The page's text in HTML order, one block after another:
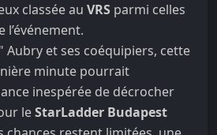
classée au VRS parmi celles
l’événement.
" Aubry et ses coéquipiers, cette
minute pourrait
inespérée de décrocher
leStarLadder Budapest